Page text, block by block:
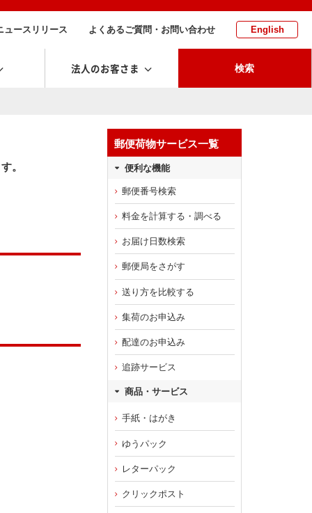
ュースリリース よくあるご質問・お問い合わせ English
法人のお客さま 検索
。
郵便荷物サービス一覧
便利な機能
郵便番号検索
料金を計算する・調べる
お届け日数検索
郵便局をさがす
送り方を比較する
集荷のお申込み
配達のお申込み
追跡サービス
商品・サービス
手紙・はがき
ゆうパック
レターパック
クリックポスト